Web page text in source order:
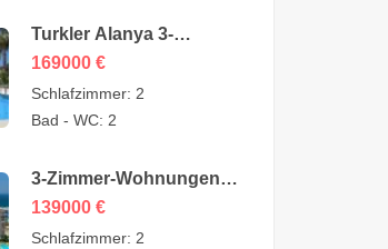
Turkler Alanya 3-
Zimmer-Maisonetten zu
verkaufen – 169.000
169000 €
Schlafzimmer: 2
Bad - WC: 2
3-Zimmer-Wohnungen
zum Verkauf in
Mahmutlar Alanya –
139000 €
Schlafzimmer: 2